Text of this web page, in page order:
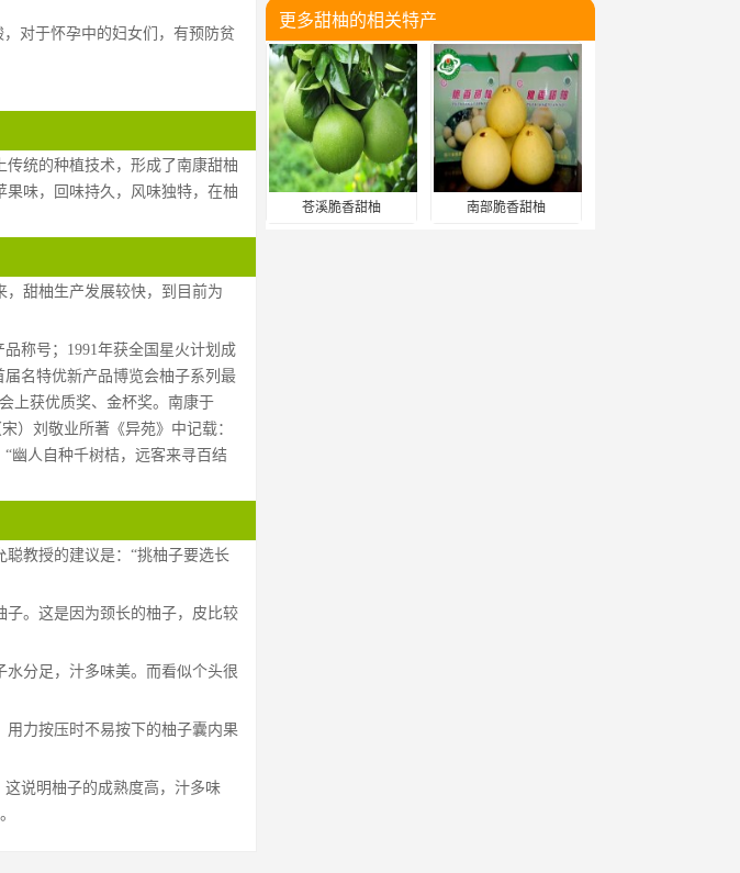
对于怀孕中的妇女们，有预防贫
统的种植技术，形成了南康甜柚
味，回味持久，风味独特，在柚
，甜柚生产发展较快，到目前为
称号；1991年获全国星火计划成
届名特优新产品博览会柚子系列最
上获优质奖、金杯奖。南康于
）刘敬业所著《异苑》中记载：
幽人自种千树桔，远客来寻百结
教授的建议是：“挑柚子要选长
子。这是因为颈长的柚子，皮比较
分足，汁多味美。而看似个头很
力按压时不易按下的柚子囊内果
说明柚子的成熟度高，汁多味
更多甜柚的相关特产
苍溪脆香甜柚 南部脆香甜柚